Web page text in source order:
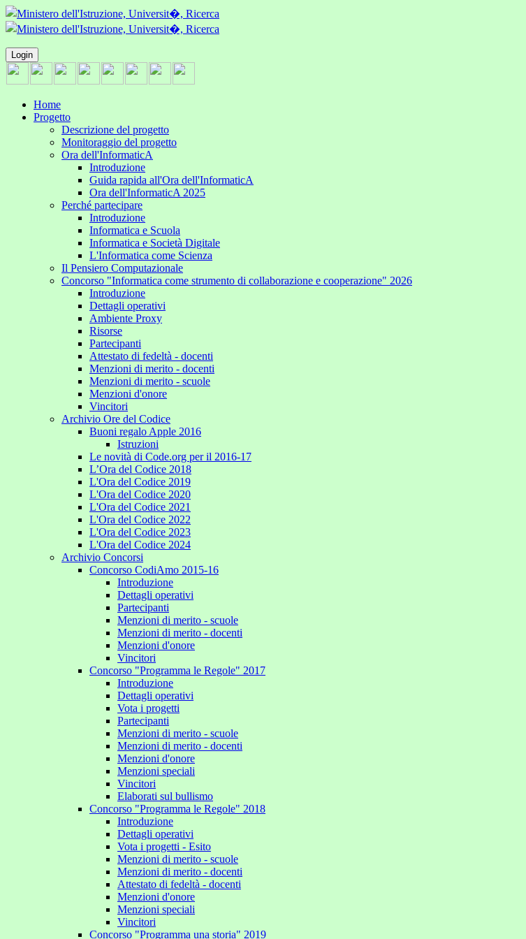
Login
Home
Progetto
Descrizione del progetto
Monitoraggio del progetto
Ora dell'InformaticA
Introduzione
Guida rapida all'Ora dell'InformaticA
Ora dell'InformaticA 2025
Perché partecipare
Introduzione
Informatica e Scuola
Informatica e Società Digitale
L'Informatica come Scienza
Il Pensiero Computazionale
Concorso "Informatica come strumento di collaborazione e cooperazione" 2026
Introduzione
Dettagli operativi
Ambiente Proxy
Risorse
Partecipanti
Attestato di fedeltà - docenti
Menzioni di merito - docenti
Menzioni di merito - scuole
Menzioni d'onore
Vincitori
Archivio Ore del Codice
Buoni regalo Apple 2016
Istruzioni
Le novità di Code.org per il 2016-17
L’Ora del Codice 2018
L'Ora del Codice 2019
L'Ora del Codice 2020
L'Ora del Codice 2021
L'Ora del Codice 2022
L'Ora del Codice 2023
L'Ora del Codice 2024
Archivio Concorsi
Concorso CodiAmo 2015-16
Introduzione
Dettagli operativi
Partecipanti
Menzioni di merito - scuole
Menzioni di merito - docenti
Menzioni d'onore
Vincitori
Concorso "Programma le Regole" 2017
Introduzione
Dettagli operativi
Vota i progetti
Partecipanti
Menzioni di merito - scuole
Menzioni di merito - docenti
Menzioni d'onore
Menzioni speciali
Vincitori
Elaborati sul bullismo
Concorso "Programma le Regole" 2018
Introduzione
Dettagli operativi
Vota i progetti - Esito
Menzioni di merito - scuole
Menzioni di merito - docenti
Attestato di fedeltà - docenti
Menzioni d'onore
Menzioni speciali
Vincitori
Concorso "Programma una storia" 2019